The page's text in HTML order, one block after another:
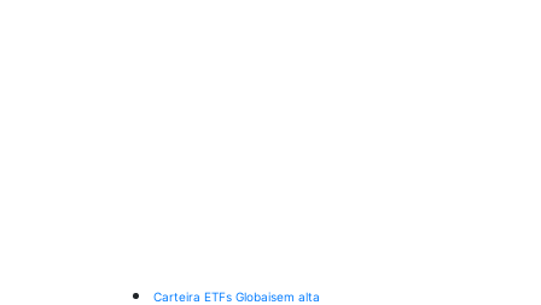
Carteira ETFs Globaisem alta